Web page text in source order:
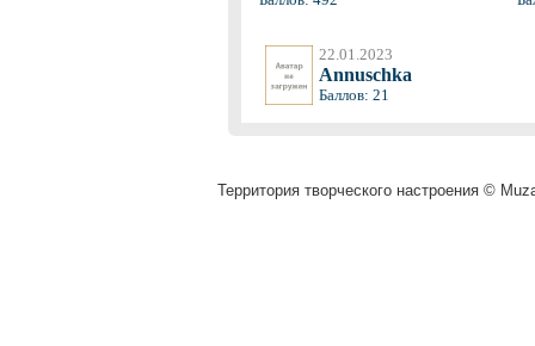
22.01.2023
Annuschka
Баллов: 21
Территория творческого настроения ©